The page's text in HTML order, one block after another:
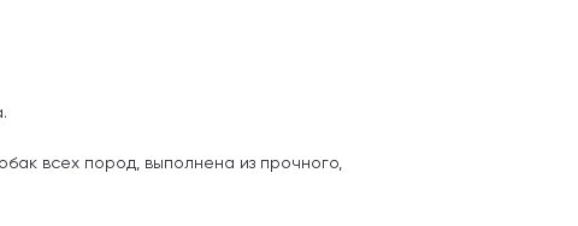
всех пород, выполнена из прочного,